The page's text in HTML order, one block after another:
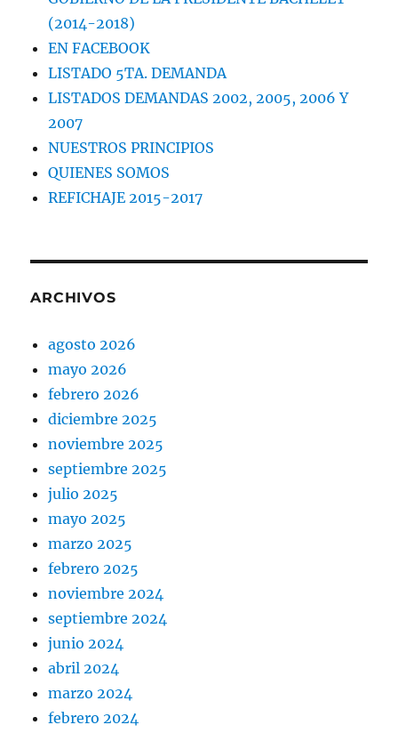
(2014-2018)
EN FACEBOOK
LISTADO 5TA. DEMANDA
LISTADOS DEMANDAS 2002, 2005, 2006 Y
2007
NUESTROS PRINCIPIOS
QUIENES SOMOS
REFICHAJE 2015-2017
ARCHIVOS
agosto 2026
mayo 2026
febrero 2026
diciembre 2025
noviembre 2025
septiembre 2025
julio 2025
mayo 2025
marzo 2025
febrero 2025
noviembre 2024
septiembre 2024
junio 2024
abril 2024
marzo 2024
febrero 2024